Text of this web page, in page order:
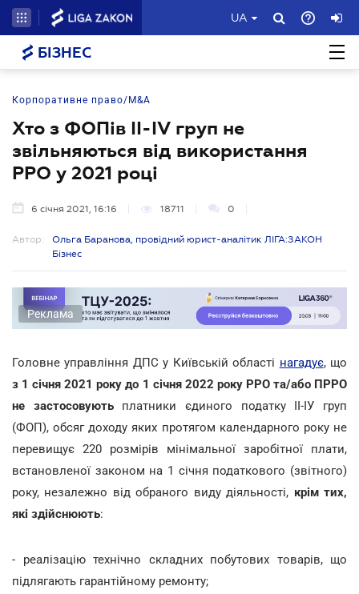
UA
БІЗНЕС
Корпоративне право/M&A
Хто з ФОПів ІІ-ІV груп не
звільняються від використання
РРО у 2021 році
6 січня 2021, 16:16 18711 0
Автор:
Ольга Баранова, провідний юрист-аналітик ЛІГА:ЗАКОН
Бізнес
Реклама
Головне управління ДПС у Київській області нагадує, що
з 1 січня 2021 року до 1 січня 2022 року РРО та/або ПРРО
не застосовуютьплатники єдиного податку ІІ-ІУ груп
(ФОП), обсяг доходу яких протягом календарного року не
перевищує 220 розмірів мінімальної заробітної плати,
встановленої законом на 1 січня податкового (звітного)
року, незалежно від обраного виду діяльності, крім тих,
які здійснюють:
- реалізацію технічно складних побутових товарів, що
підлягають гарантійному ремонту;